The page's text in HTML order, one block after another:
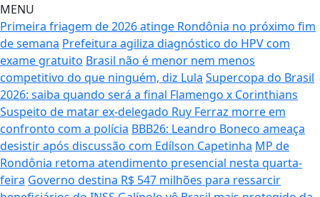
MENU
Primeira friagem de 2026 atinge Rondônia no próximo fim
de semana Prefeitura agiliza diagnóstico do HPV com
exame gratuito Brasil não é menor nem menos
competitivo do que ninguém, diz Lula Supercopa do Brasil
2026: saiba quando será a final Flamengo x Corinthians
Suspeito de matar ex-delegado Ruy Ferraz morre em
confronto com a polícia BBB26: Leandro Boneco ameaça
desistir após discussão com Edílson Capetinha MP de
Rondônia retoma atendimento presencial nesta quarta-
feira Governo destina R$ 547 milhões para ressarcir